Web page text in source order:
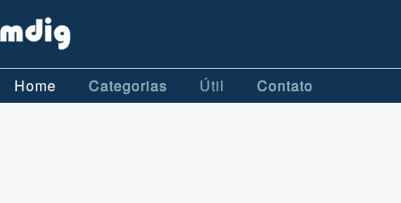
Home Categorias Útil Contato